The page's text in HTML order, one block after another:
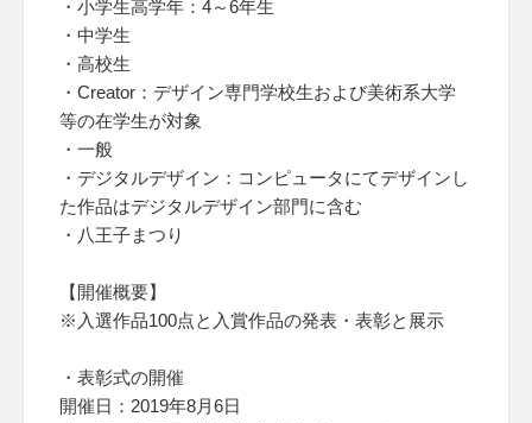
・小学生高学年：4～6年生
・中学生
・高校生
・Creator：デザイン専門学校生および美術系大学
等の在学生が対象
・一般
・デジタルデザイン：コンピュータにてデザインし
た作品はデジタルデザイン部門に含む
・八王子まつり
【開催概要】
※入選作品100点と入賞作品の発表・表彰と展示
・表彰式の開催
開催日：2019年8月6日